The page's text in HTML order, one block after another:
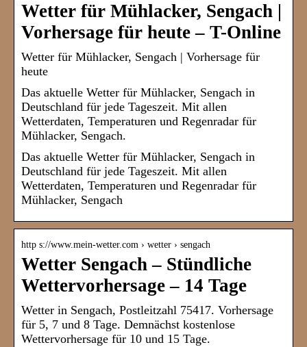
Wetter für Mühlacker, Sengach |
Vorhersage für heute – T-Online
Wetter für Mühlacker, Sengach | Vorhersage für
heute
Das aktuelle Wetter für Mühlacker, Sengach in
Deutschland für jede Tageszeit. Mit allen
Wetterdaten, Temperaturen und Regenradar für
Mühlacker, Sengach.
Das aktuelle Wetter für Mühlacker, Sengach in
Deutschland für jede Tageszeit. Mit allen
Wetterdaten, Temperaturen und Regenradar für
Mühlacker, Sengach
http s://www.mein-wetter.com › wetter › sengach
Wetter Sengach – Stündliche
Wettervorhersage – 14 Tage
Wetter in Sengach, Postleitzahl 75417. Vorhersage
für 5, 7 und 8 Tage. Demnächst kostenlose
Wettervorhersage für 10 und 15 Tage.